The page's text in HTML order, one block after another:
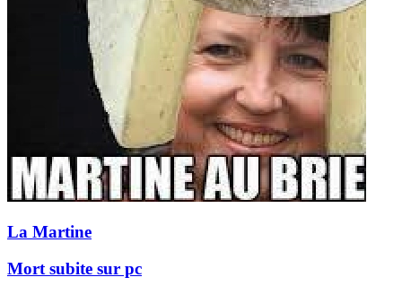
La Martine
Mort subite sur pc